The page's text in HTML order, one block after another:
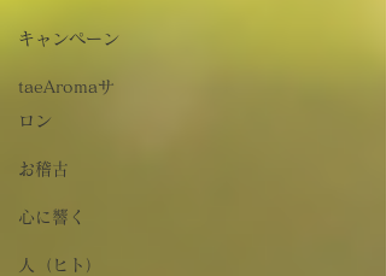
キャンペーン
taeAromaサ
ロン
お稽古
心に響く
人（ヒト）